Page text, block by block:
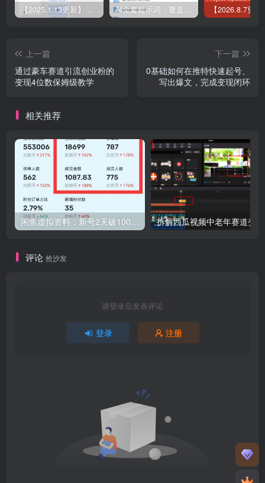
上一篇
通过豪车赛道引流创业粉的
变现4位数保姆级教学
下一篇
0基础如何在推特快速起号、
写出爆文，完成变现闭环
相关推荐
闲鱼虚拟资料，新号2天破100单，利润近600的爆款5大选品方法，外加单人批量实操技巧分享
评论 抢沙发
请登录后发表评论
登录 注册